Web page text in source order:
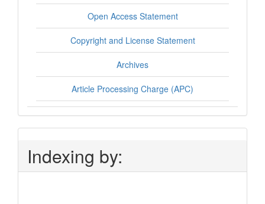
Open Access Statement
Copyright and License Statement
Archives
Article Processing Charge (APC)
Indexing by: